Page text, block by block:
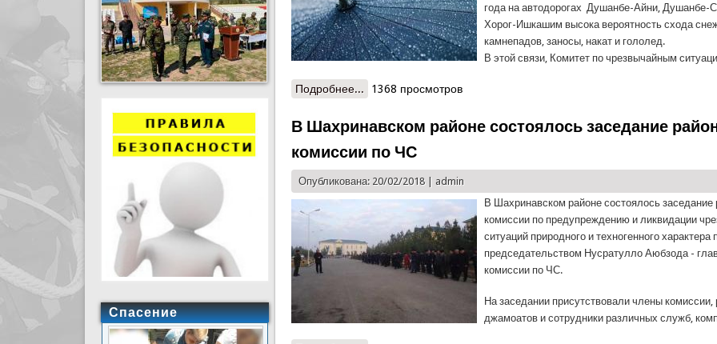
года на автодорогах Душанбе-Айни, Душанбе-
Хорог-Ишкашим высока вероятность схода
камнепадов, заносы, накат и гололед.
В этой связи, Комитет по чрезвычайным
Подробнее... о КЧС предупреждает
1368 просмотров
В Шахринавском районе состоялось заседание
комиссии по ЧС
Опубликована: 20/02/2018 | admin
В Шахринавском районе состоялось заседание
комиссии по предупреждению и ликвидации
ситуаций природного и техногенного характера
председательством Нусратулло Аюбзода -
комиссии по ЧС.
На заседании присутствовали члены комиссии,
джамоатов и сотрудники различных служб,
Спасение